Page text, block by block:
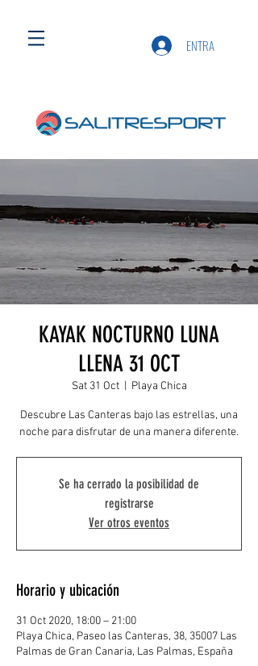
ENTRA
KAYAK NOCTURNO LUNA
LLENA 31 OCT
Sat 31 Oct
  |
Playa Chica
Descubre Las Canteras bajo las estrellas, una
noche para disfrutar de una manera diferente.
Se ha cerrado la posibilidad de
registrarse
Ver otros eventos
Horario y ubicación
31 Oct 2020, 18:00 – 21:00
Playa Chica, Paseo las Canteras, 38, 35007 Las
Palmas de Gran Canaria, Las Palmas, España